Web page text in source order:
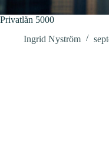
Privatlån 5000
Ingrid Nyström